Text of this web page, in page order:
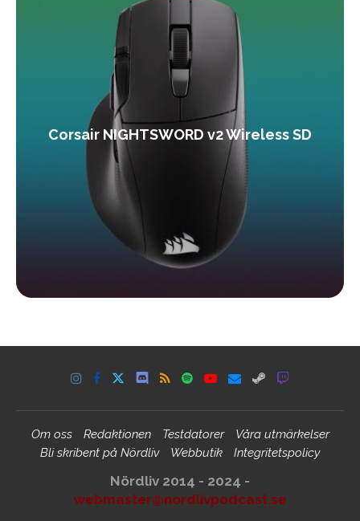
Corsair NIGHTSWORD v2 Wireless SD
Om oss Redaktionen Testdatorer
Våra utmärkelser
Bli skribent på Nördliv
Webbutik Integritetspolicy
Nördliv 2014 - 2024 -
webmaster@nordlivpodcast.se